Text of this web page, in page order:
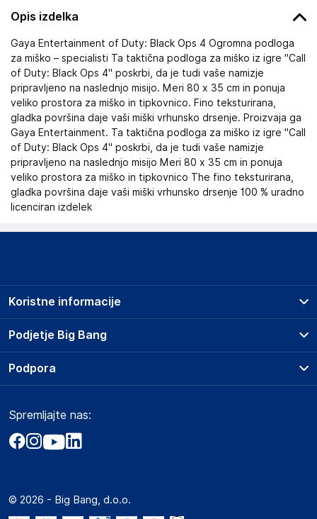
Opis izdelka
Gaya Entertainment of Duty: Black Ops 4 Ogromna podloga
za miško – specialisti Ta taktična podloga za miško iz igre "Call
of Duty: Black Ops 4" poskrbi, da je tudi vaše namizje
pripravljeno na naslednjo misijo. Meri 80 x 35 cm in ponuja
veliko prostora za miško in tipkovnico. Fino teksturirana,
gladka površina daje vaši miški vrhunsko drsenje. Proizvaja ga
Gaya Entertainment. Ta taktična podloga za miško iz igre "Call
of Duty: Black Ops 4" poskrbi, da je tudi vaše namizje
pripravljeno na naslednjo misijo Meri 80 x 35 cm in ponuja
veliko prostora za miško in tipkovnico The fino teksturirana,
gladka površina daje vaši miški vrhunsko drsenje 100 % uradno
licenciran izdelek
Podjetje Big Bang
O podjetju
Obvestila za javnost
Akt o digitalnih storitvah
Marketplace za partnerje
Koristne informacije
Prodajna mesta
Storitve
Dostava, vnos in odvoz
Zavarovanje izdelkov
Podpora
Marketplace
Kako oddati naročilo?
Spremljajte nas:
© 2026 - Big Bang, d.o.o.